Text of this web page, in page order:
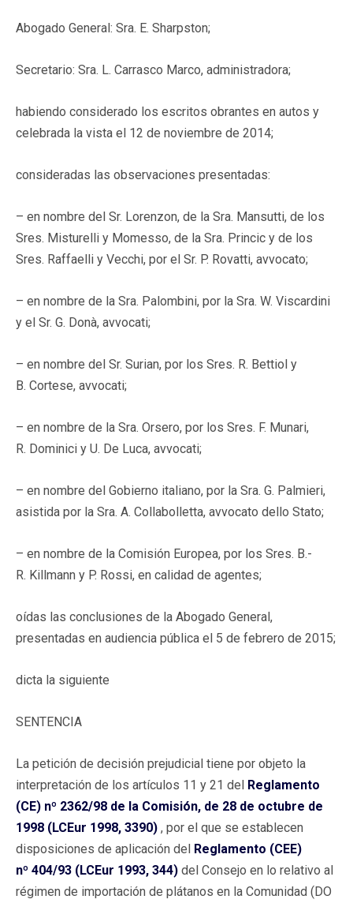
Abogado General: Sra. E. Sharpston;
Secretario: Sra. L. Carrasco Marco, administradora;
habiendo considerado los escritos obrantes en autos y
celebrada la vista el 12 de noviembre de 2014;
consideradas las observaciones presentadas:
– en nombre del Sr. Lorenzon, de la Sra. Mansutti, de los
Sres. Misturelli y Momesso, de la Sra. Princic y de los
Sres. Raffaelli y Vecchi, por el Sr. P. Rovatti, avvocato;
– en nombre de la Sra. Palombini, por la Sra. W. Viscardini
y el Sr. G. Donà, avvocati;
– en nombre del Sr. Surian, por los Sres. R. Bettiol y
B. Cortese, avvocati;
– en nombre de la Sra. Orsero, por los Sres. F. Munari,
R. Dominici y U. De Luca, avvocati;
– en nombre del Gobierno italiano, por la Sra. G. Palmieri,
asistida por la Sra. A. Collabolletta, avvocato dello Stato;
– en nombre de la Comisión Europea, por los Sres. B.-
R. Killmann y P. Rossi, en calidad de agentes;
oídas las conclusiones de la Abogado General,
presentadas en audiencia pública el 5 de febrero de 2015;
dicta la siguiente
SENTENCIA
La petición de decisión prejudicial tiene por objeto la
interpretación de los artículos 11 y 21 del Reglamento
(CE) nº 2362/98 de la Comisión, de 28 de octubre de
1998 (LCEur 1998, 3390) , por el que se establecen
disposiciones de aplicación del Reglamento (CEE)
nº 404/93 (LCEur 1993, 344) del Consejo en lo relativo al
régimen de importación de plátanos en la Comunidad (DO